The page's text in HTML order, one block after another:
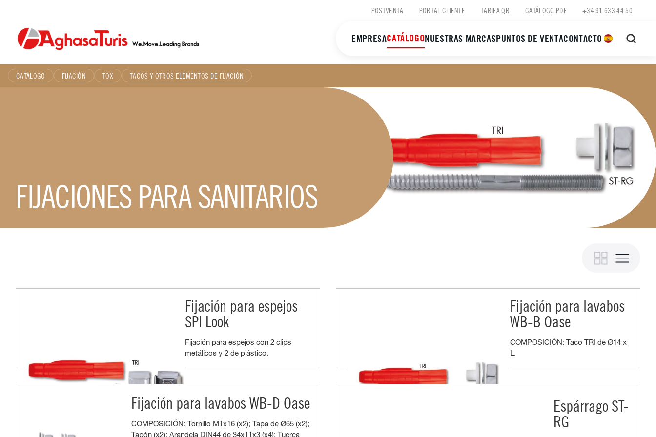
content
POSTVENTA PORTAL CLIENTE TARIFA QR CATÁLOGO PDF +34 91 633 44 50
EMPRESACATÁLOGONUESTRAS MARCASPUNTOS DE VENTACONTACTO
CATÁLOGO FIJACIÓN TOX TACOS Y OTROS ELEMENTOS DE FIJACIÓN
FIJACIONES PARA SANITARIOS
Fijación para espejos
SPI Look
Fijación para espejos con 2 clips
metálicos y 2 de plástico.
Fijación para lavabos
WB-B Oase
COMPOSICIÓN: Taco TRI de Ø14 x
L.
Fijación para lavabos WB-D Oase
COMPOSICIÓN: Tornillo M1x16 (x2); Tapa de Ø65 (x2);
Tapón (x2); Arandela DIN44 de 34x11x3 (x4); Tuerca
Espárrago ST-
RG